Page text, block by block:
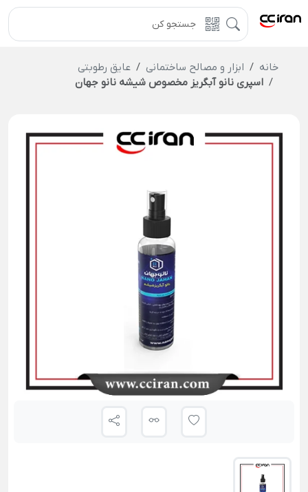
خانه ابزار و مصالح ساختمانی
عایق رطوبتی
اسپری نانو آبگریز مخصوص شیشه نانو جهان